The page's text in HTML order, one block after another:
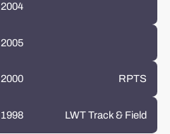
2004
2005
2000 RPTS
1998 LWT Track & Field